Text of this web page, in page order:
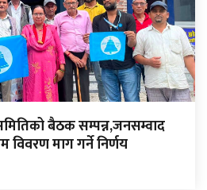
बैठक सम्पन्न,जनसम्वाद
विवरण माग गर्ने निर्णय